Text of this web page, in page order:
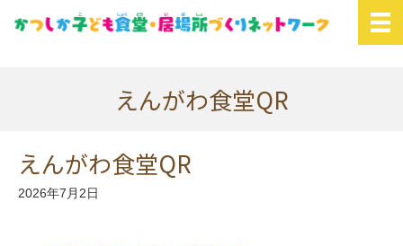
えんがわ食堂QR
えんがわ食堂QR
2026年7月2日